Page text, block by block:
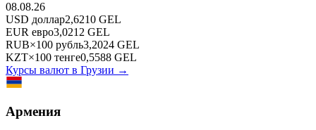
08.08.26
USD доллар2,6210 GEL
EUR евро3,0212 GEL
RUB×100 рубль3,2024 GEL
KZT×100 тенге0,5588 GEL
Курсы валют в Грузии →
Армения